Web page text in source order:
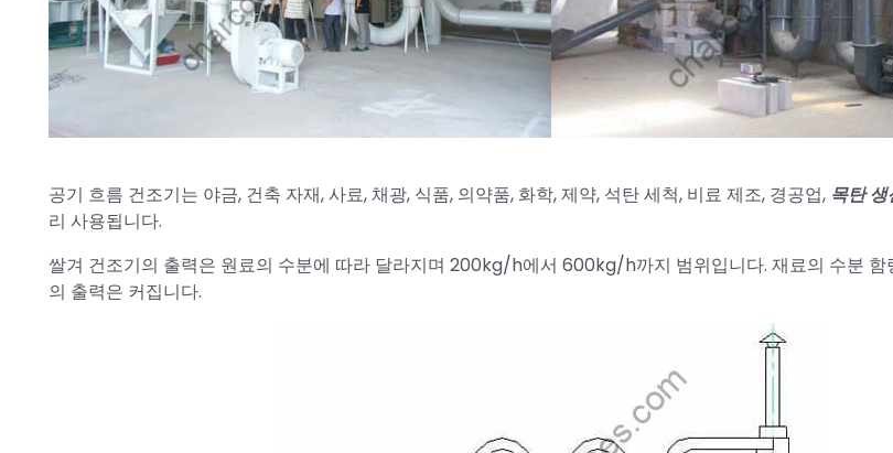
공기 흐름 건조기는 야금, 건축 자재, 사료, 채광, 식품, 의약품, 화학, 제약, 석탄 세척, 비료 제조, 경공업, 목탄 생
리 사용됩니다.
쌀겨 건조기의 출력은 원료의 수분에 따라 달라지며 200kg/h에서 600kg/h까지 범위입니다. 재료의 수분 함
의 출력은 커집니다.